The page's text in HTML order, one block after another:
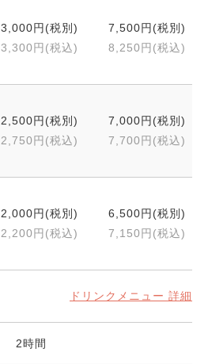
3,000円(税別)
3,300円(税込)
7,500円(税別)
8,250円(税込)
2,500円(税別)
2,750円(税込)
7,000円(税別)
7,700円(税込)
2,000円(税別)
2,200円(税込)
6,500円(税別)
7,150円(税込)
ドリンクメニュー 詳細
2時間